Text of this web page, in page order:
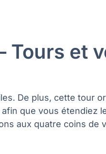
Tours et
De plus, cette tour
que vous étendiez
aux quatre coins de